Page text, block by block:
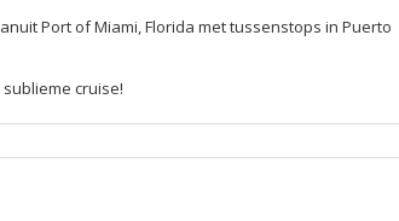
Port of Miami, Florida met tussenstops in Puerto
cruise!